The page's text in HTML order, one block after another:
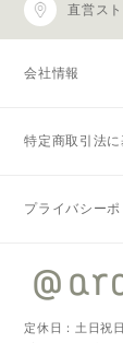
直営ス
会社情報
特定商取引法
プライバシーポ
定休日：土日祝